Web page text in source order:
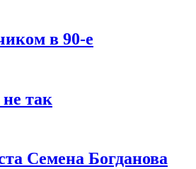
в 90-е
так
Семена Богданова